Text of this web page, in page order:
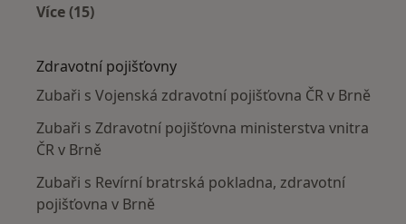
Více (15)
Zdravotní pojišťovny
Zubaři s Vojenská zdravotní pojišťovna ČR v Brně
Zubaři s Zdravotní pojišťovna ministerstva vnitra
ČR v Brně
Zubaři s Revírní bratrská pokladna, zdravotní
pojišťovna v Brně